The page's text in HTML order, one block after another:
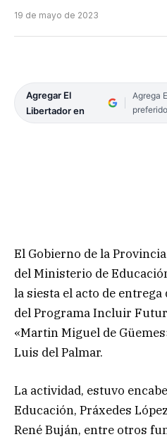
19 de mayo de 2023
Agregar El
Libertador en
Agrega
El Gobierno de la
del Ministerio de
la siesta el acto de
del Programa Incluir
«Martin Miguel de
Luis del Palmar.
La actividad, estuvo
Educación, Práxedes
René Buján, entre otros